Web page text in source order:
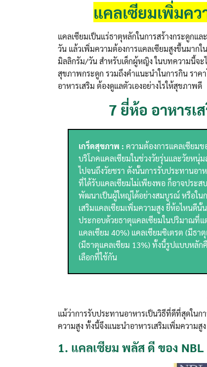
แคลเซียมเพิ่มคว
แคลเซียมเป็นแร่ธาตุหลักในการสร้างกระดูกแ
วัน แล้วเพิ่มความต้องการแคลเซียมสูงขึ้นมาก
มิลลิกรัม/วัน สำหรับเด็กผู้หญิง ในบทความนี้จะ
สุขภาพกระดูก รวมถึงคำแนะนำในการกิน รา
อาหารเสริม ต้องดูแลตัวเองอย่างไรให้สุขภาพดี
7 ยี่ห้อ อาหารเ
เกร็ดสุขภาพ : ความต้องการแคลเซียมข
บริโภคแคลเซียมในช่วงวัยรุ่นและวัยหนุ่
ไปจนถึงวัยชรา ดังนั้นการรับประทานอ
ที่ได้รับแคลเซียมไม่เพียงพอ ก็อาจประ
พัฒนาเป็นผู้ใหญ่ได้อย่างสมบูรณ์ หรือใน
เสริมแคลเซียมเพิ่มความสูง ยี่ห้อไหนดี
ประกอบด้วยธาตุแคลเซียมในปริมาณที่แ
แคลเซียม 40%) แคลเซียมซิเตรต (มีธา
(มีธาตุแคลเซียม 13%) ทั้งนี้รูปแบบหลัก
เลือกที่ใช้กัน
แม้ว่าการรับประทานอาหารเป็นวิธีที่ดีที่สุดในก
ความสูง ทั้งนี้จึงแนะนำอาหารเสริมเพิ่มความ
1. แคลเซียม พลัส ดี ของ NBL